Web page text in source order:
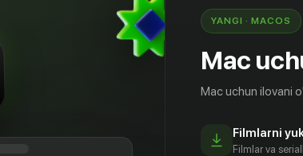
YANGI · MACOS
Mac
Mac uchun ilovani
Filmlarni
Filmlar va